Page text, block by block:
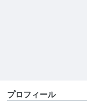
プロフィール